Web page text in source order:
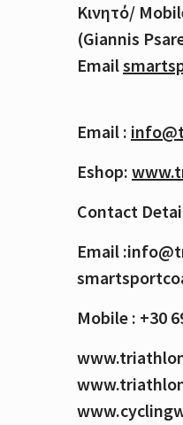
Κινητό/
(Giannis
Email
Email :
Eshop:
Contact
Email
Mobile : +30